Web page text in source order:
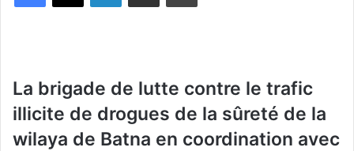
La brigade de lutte contre le trafic
illicite de drogues de la sûreté de la
wilaya de Batna en coordination avec